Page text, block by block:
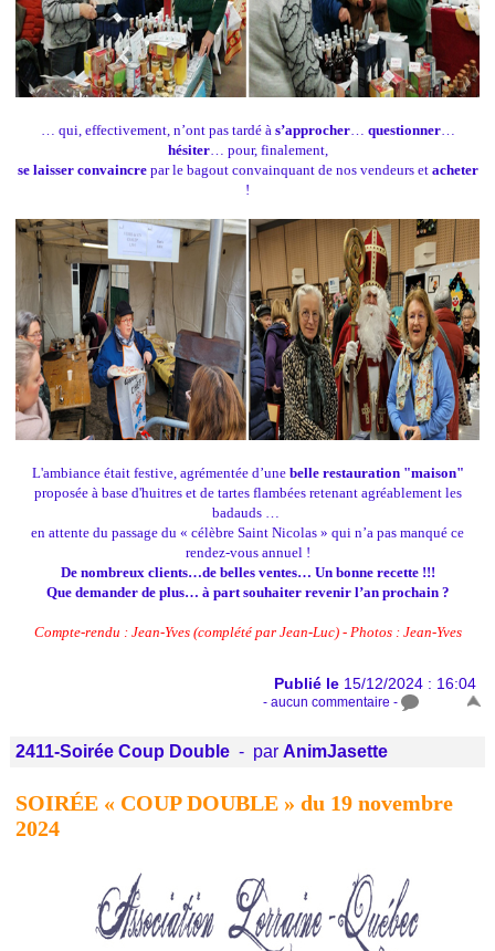
… qui, effectivement, n’ont pas tardé à s’approcher… questionner…
hésiter… pour, finalement,
se laisser convaincrepar le bagout convainquant de nos vendeurs et acheter
!
L'ambiance était festive, agrémentée d’une belle restauration "maison"
proposée à base d'huitres et de tartes flambées retenant agréablement les
badauds …
en attente du passage du « célèbre Saint Nicolas » qui n’a pas manqué ce
rendez-vous annuel !
De nombreux clients…de belles ventes… Un bonne recette !!!
Que demander de plus… à part souhaiter revenir l’an prochain ?
Compte-rendu : Jean-Yves (complété par Jean-Luc) - Photos : Jean-Yves
Publié le 15/12/2024 : 16:04
- aucun commentaire -
2411-Soirée Coup Double - par AnimJasette
SOIRÉE « COUP DOUBLE » du 19 novembre
2024